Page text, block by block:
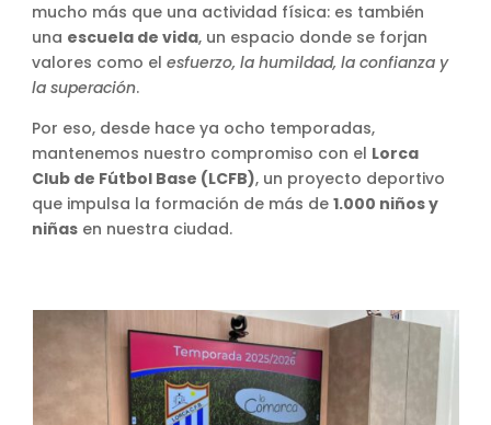
mucho más que una actividad física: es también
una escuela de vida, un espacio donde se forjan
valores como elesfuerzo, la humildad, la confianza y
la superación.
Por eso, desde hace ya ocho temporadas,
mantenemos nuestro compromiso con el Lorca
Club de Fútbol Base (LCFB), un proyecto deportivo
que impulsa la formación de más de1.000 niños y
niñas en nuestra ciudad.